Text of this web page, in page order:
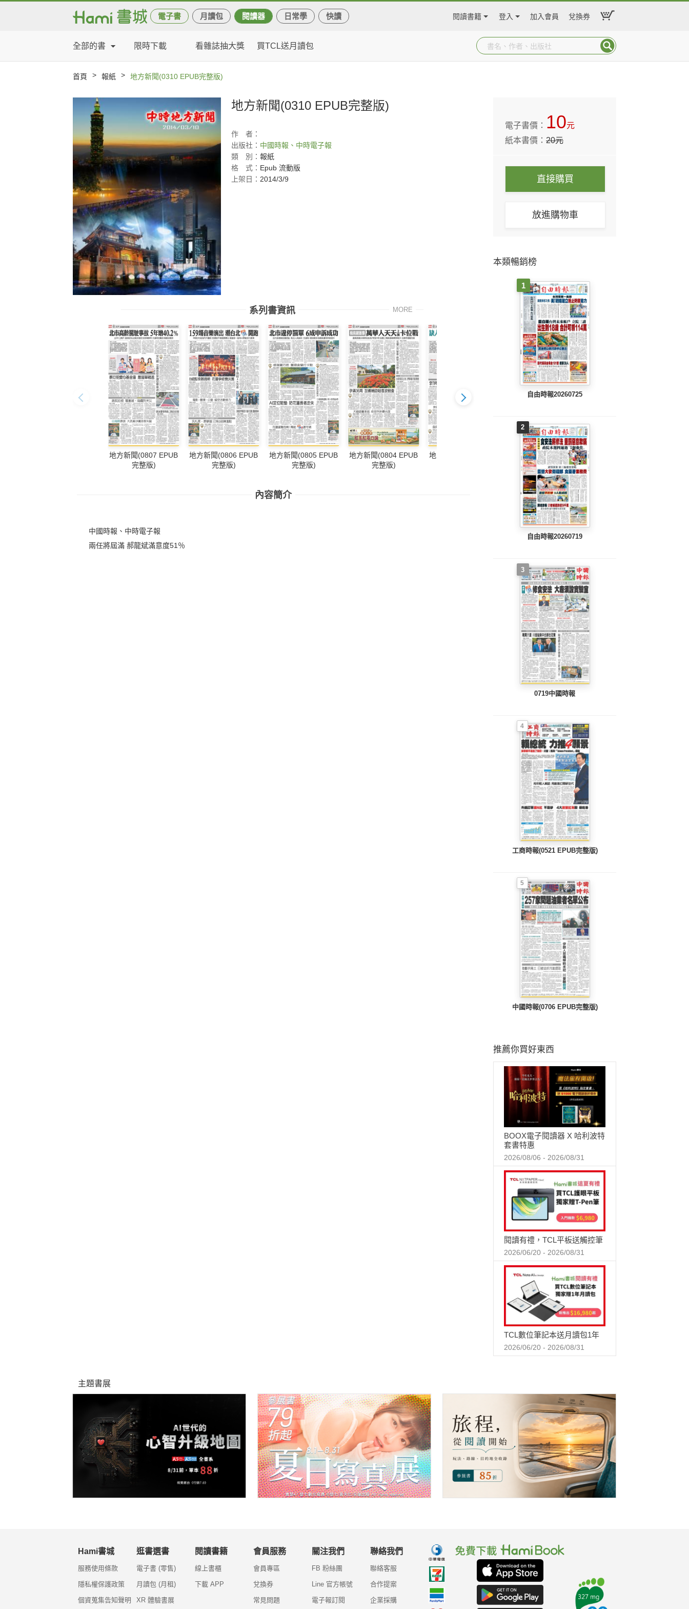
電子書 月讀包 閱讀器 日常學 快讀 閱讀書籍 登入 加入會員 兌換券
全部的書 限時下載 看雜誌抽大獎 買TCL送月讀包
首頁 > 報紙 > 地方新聞(0310 EPUB完整版)
地方新聞(0310 EPUB完整版)
作
者：
出版社： 中國時報、中時電子報
類
別： 報紙
格
式： Epub 流動版
上架日： 2014/3/9
系列書資訊 MORE
地方新聞(0807 EPUB
完整版)
地方新聞(0806 EPUB
完整版)
地方新聞(0805 EPUB
完整版)
地方新聞(0804 EPUB
完整版)
地方新聞(0803 EPUB
地方新聞(0802 EPUB
完整版)
內容簡介
中國時報、中時電子報
兩任將屆滿 郝龍斌滿意度51％
電子書價： 10元
紙本書價：20元
直接購買
放進購物車
本類暢銷榜
1
自由時報20260725
2
自由時報20260719
3
0719中國時報
4
工商時報(0521 EPUB完整版)
5
中國時報(0706 EPUB完整版)
推薦你買好東西
BOOX電子閱讀器 X 哈利波特
套書特惠
2026/08/06 - 2026/08/31
閱讀有禮，TCL平板送觸控筆
2026/06/20 - 2026/08/31
TCL數位筆記本送月讀包1年
2026/06/20 - 2026/08/31
主題書展
Hami書城
服務使用條款
隱私權保護政策
個資蒐集告知聲明
逛書選書
電子書 (零售)
月讀包 (月租)
XR 體驗書展
閱讀書籍
線上書櫃
下載 APP
會員服務
會員專區
兌換券
常見問題
關注我們
FB 粉絲團
Line 官方帳號
電子報訂閱
聯絡我們
聯絡客服
合作提案
企業採購